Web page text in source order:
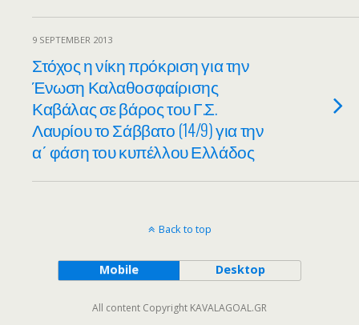
9 SEPTEMBER 2013
Στόχος η νίκη πρόκριση για την
Ένωση Καλαθοσφαίρισης
Καβάλας σε βάρος του Γ.Σ.
Λαυρίου το Σάββατο (14/9) για την
α΄ φάση του κυπέλλου Ελλάδος
Back to top
Mobile Desktop
All content Copyright KAVALAGOAL.GR